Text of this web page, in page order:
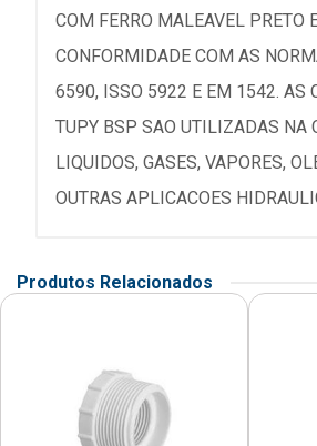
COM FERRO MALEAVEL PRETO
CONFORMIDADE COM AS
6590, ISSO 5922 E EM 1542. AS
TUPY BSP SAO UTILIZADAS NA
LIQUIDOS, GASES, VAPORES,
OUTRAS APLICACOES
Produtos Relacionados